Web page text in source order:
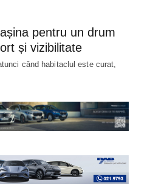
pentru un drum
și vizibilitate
când habitaclul este curat,